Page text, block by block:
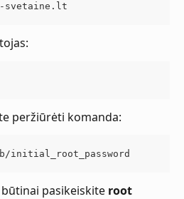
svetaine.lt
peržiūrėti komanda:
initial_root_password
pasikeiskite root